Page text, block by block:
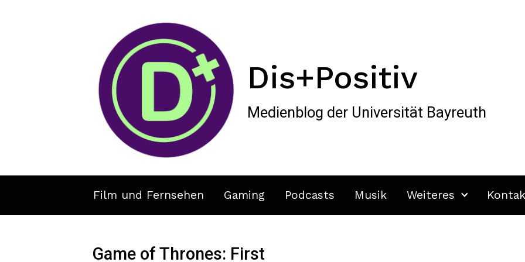
Dis+Positiv
Medienblog der Universität Bayreuth
Film und Fernsehen Gaming Podcasts Musik Weiteres
Game of Thrones: First